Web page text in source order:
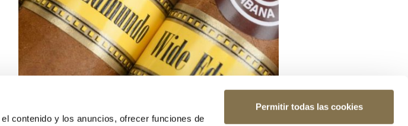
contenido y los anuncios, ofrecer funciones de
Permitir todas las cookies